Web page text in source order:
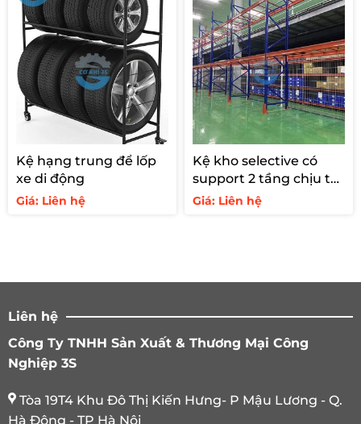
Kệ hạng trung để lốp
xe di động
Giá: Liên hệ
Kệ kho selective có
support 2 tầng chịu tải
1200kg
Giá: Liên hệ
Liên hệ
Công Ty TNHH Sản Xuất & Thương Mại Công
Nghiệp 3S
Tòa 19T4 Khu Đô Thị Kiến Hưng- P Mậu Lương - Q.
Hà Đông - TP Hà Nội